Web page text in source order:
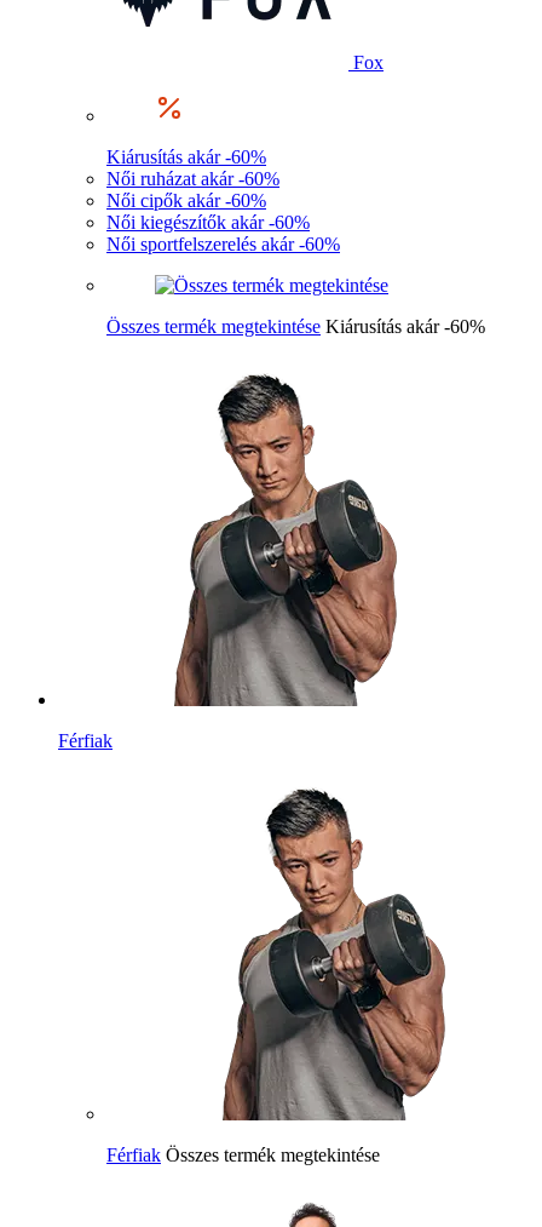
Fox
Kiárusítás akár -60%
Női ruházat akár -60%
Női cipők akár -60%
Női kiegészítők akár -60%
Női sportfelszerelés akár -60%
Összes termék megtekintése Kiárusítás akár -60%
Férfiak
Férfiak Összes termék megtekintése